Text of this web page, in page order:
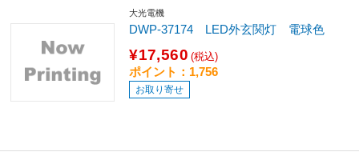
大光電機
DWP-37174 LED外玄関灯 電球色
¥17,560 (税込)
ポイント：1,756
お取り寄せ